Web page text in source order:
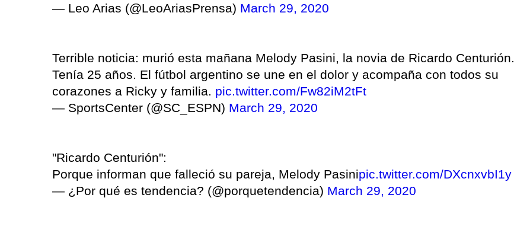
— Leo Arias (@LeoAriasPrensa) March 29, 2020
Terrible noticia: murió esta mañana Melody Pasini, la novia de Ricardo Centurión.
Tenía 25 años. El fútbol argentino se une en el dolor y acompaña con todos su
corazones a Ricky y familia. pic.twitter.com/Fw82iM2tFt
— SportsCenter (@SC_ESPN) March 29, 2020
"Ricardo Centurión":
Porque informan que falleció su pareja, Melody Pasinipic.twitter.com/DXcnxvbI1y
— ¿Por qué es tendencia? (@porquetendencia) March 29, 2020